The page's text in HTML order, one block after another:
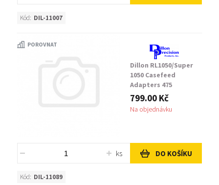
Kód: DIL-11007
POROVNAT
Dillon RL1050/Super
1050 Casefeed
Adapters 475
Linebaugh/480 Ruger
799.00 Kč
Na objednávku
ks DO KOŠÍKU
Kód: DIL-11089